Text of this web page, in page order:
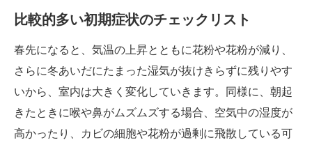
比較的多い初期症状のチェックリスト
春先になると、気温の上昇とともに花粉や花粉が減り、
さらに冬あいだにたまった湿気が抜けきらずに残りやす
いから、室内は大きく変化していきます。同様に、朝起
きたときに喉や鼻がムズムズする場合、空気中の湿度が
高かったり、カビの細胞や花粉が過剰に飛散している可